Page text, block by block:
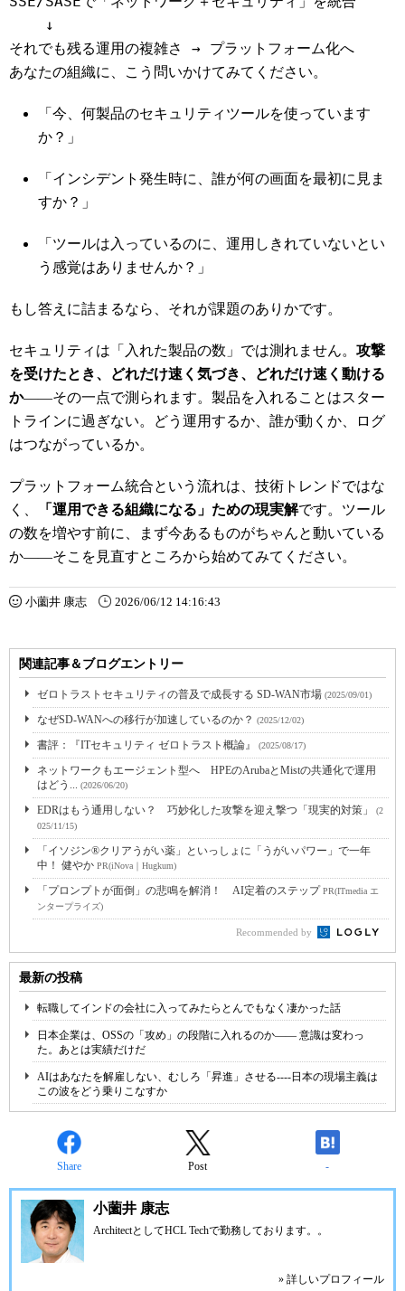
それでも残る運用の複雑さ → プラットフォーム化へ
あなたの組織に、こう問いかけてみてください。
「今、何製品のセキュリティツールを使っています
か？」
「インシデント発生時に、誰が何の画面を最初に見ま
すか？」
「ツールは入っているのに、運用しきれていないとい
う感覚はありませんか？」
もし答えに詰まるなら、それが課題のありかです。
セキュリティは「入れた製品の数」では測れません。 攻撃
を受けたとき、どれだけ速く気づき、どれだけ速く動ける
か――その一点で測られます。製品を入れることはスター
トラインに過ぎない。どう運用するか、誰が動くか、ログ
はつながっているか。
プラットフォーム統合という流れは、技術トレンドではな
く、
「運用できる組織になる」ための現実解です。ツール
の数を増やす前に、まず今あるものがちゃんと動いている
か――そこを見直すところから始めてみてください。
小薗井 康志 2026/06/12 14:16:43
関連記事＆ブログエントリー
ゼロトラストセキュリティの普及で成長する SD-WAN市場 (2025/09/01)
なぜSD-WANへの移行が加速しているのか？ (2025/12/02)
書評：『ITセキュリティ ゼロトラスト概論』 (2025/08/17)
ネットワークもエージェント型へ HPEのArubaとMistの共通化で運用
はどう... (2026/06/20)
EDRはもう通用しない？ 巧妙化した攻撃を迎え撃つ「現実的対策」
(2
025/11/15)
「イソジン®クリアうがい薬」といっしょに「うがいパワー」で一年
中！ 健やか PR(iNova｜Hugkum)
「プロンプトが面倒」の悲鳴を解消！ AI定着のステップPR(ITmedia エ
ンタープライズ)
Recommended by
最新の投稿
転職してインドの会社に入ってみたらとんでもなく凄かった話
日本企業は、OSSの「攻め」の段階に入れるのか―― 意識は変わっ
た。あとは実績だけだ
AIはあなたを解雇しない、むしろ「昇進」させる----日本の現場主義は
この波をどう乗りこなすか
Share Post -
小薗井 康志
ArchitectとしてHCL Techで勤務しております。。
» 詳しいプロフィール